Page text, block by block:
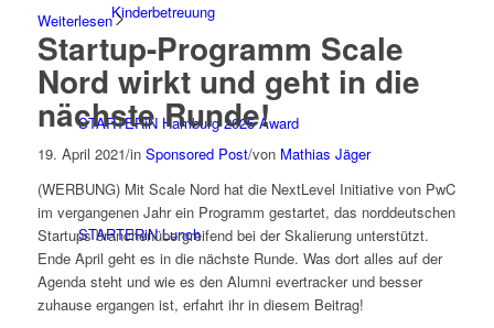
Kinderbetreuung
STARTERiN Hamburg 2025 Award
STARTERiN Lunch
Weiterlesen
Startup-Programm Scale
Nord wirkt und geht in die
nächste Runde!
19. April 2021/in Sponsored Post/von Mathias Jäger
(WERBUNG) Mit Scale Nord hat die NextLevel Initiative von PwC
im vergangenen Jahr ein Programm gestartet, das norddeutschen
Startups branchenübergreifend bei der Skalierung unterstützt.
Ende April geht es in die nächste Runde. Was dort alles auf der
Agenda steht und wie es den Alumni evertracker und besser
zuhause ergangen ist, erfahrt ihr in diesem Beitrag!